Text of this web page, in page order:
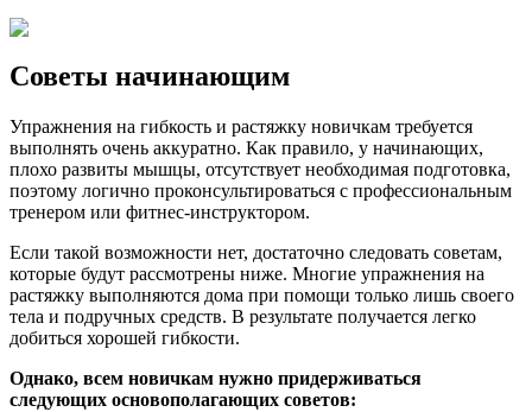
Советы начинающим
Упражнения на гибкость и растяжку новичкам требуется
выполнять очень аккуратно. Как правило, у начинающих,
плохо развиты мышцы, отсутствует необходимая подготовка,
поэтому логично проконсультироваться с профессиональным
тренером или фитнес-инструктором.
Если такой возможности нет, достаточно следовать советам,
которые будут рассмотрены ниже. Многие упражнения на
растяжку выполняются дома при помощи только лишь своего
тела и подручных средств. В результате получается легко
добиться хорошей гибкости.
Однако, всем новичкам нужно придерживаться
следующих основополагающих советов: